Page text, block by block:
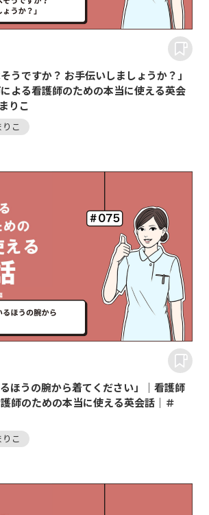
うですか？ お手伝いしましょうか？」
よる看護師のための本当に使える英会
りこ
こ
るほうの腕から着てください」｜看護師
師のための本当に使える英会話｜＃
こ